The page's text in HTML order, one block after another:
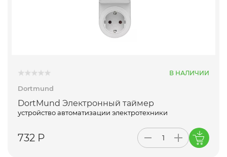
В НАЛИЧИИ
Dortmund
DortMund Электронный таймер
устройство автоматизации электротехники
732 Р